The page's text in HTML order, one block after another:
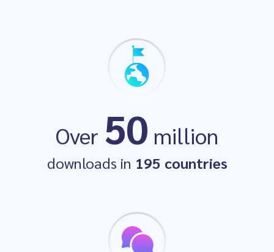
Awards 2021
Over 50 million
downloads in 195 countries